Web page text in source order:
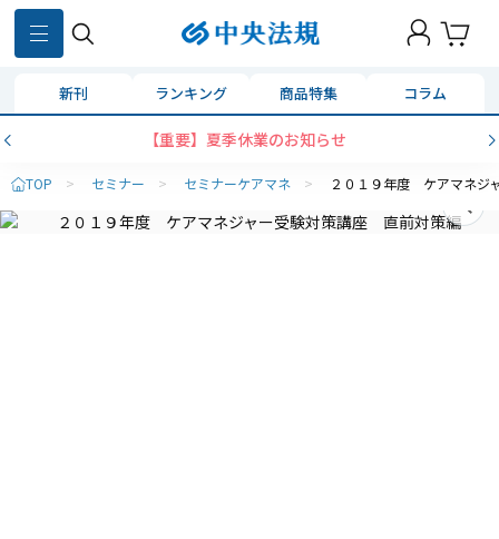
新刊 ランキング 商品特集 コラム
【重要】夏季休業のお知らせ
TOP > セミナー > セミナーケアマネ > ２０１９年度 ケアマネジ